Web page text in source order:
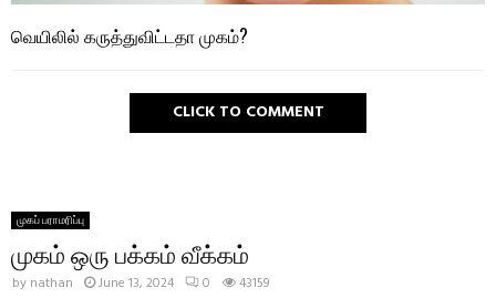
வெயிலில் கருத்துவிட்டதா முகம்?
CLICK TO COMMENT
முகப் பராமரிப்பு
முகம் ஒரு பக்கம் வீக்கம்
by nathan June 13, 2024 0 43159